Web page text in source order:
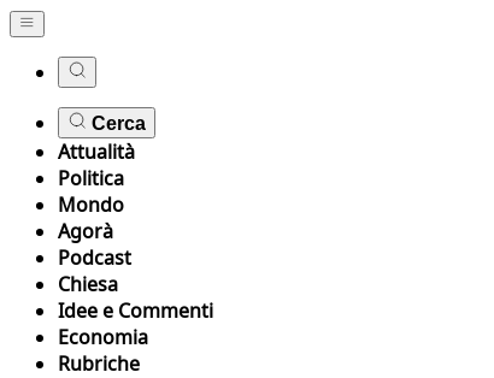
Cerca
Attualità
Politica
Mondo
Agorà
Podcast
Chiesa
Idee e Commenti
Economia
Rubriche